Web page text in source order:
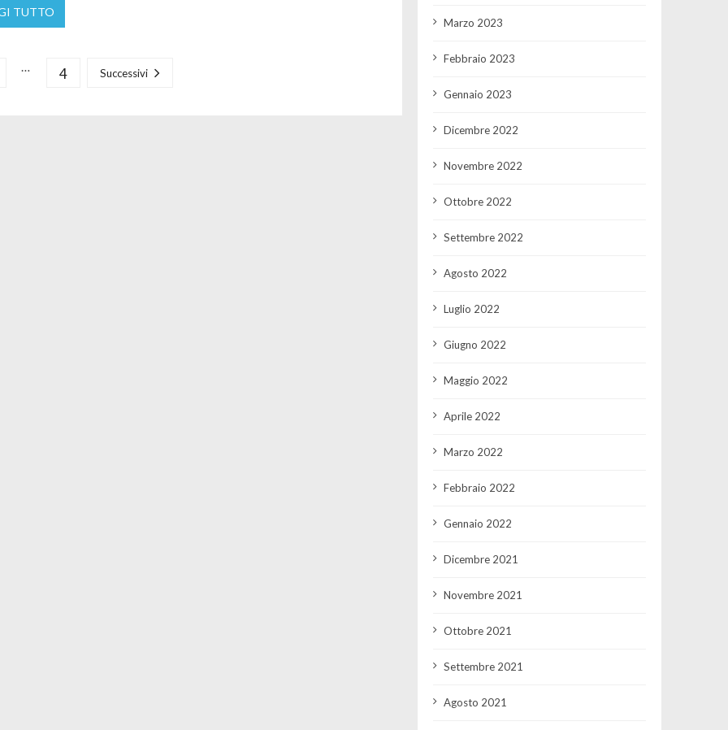
TUTTO
… 4 Successivi
Marzo 2023
Febbraio 2023
Gennaio 2023
Dicembre 2022
Novembre 2022
Ottobre 2022
Settembre 2022
Agosto 2022
Luglio 2022
Giugno 2022
Maggio 2022
Aprile 2022
Marzo 2022
Febbraio 2022
Gennaio 2022
Dicembre 2021
Novembre 2021
Ottobre 2021
Settembre 2021
Agosto 2021